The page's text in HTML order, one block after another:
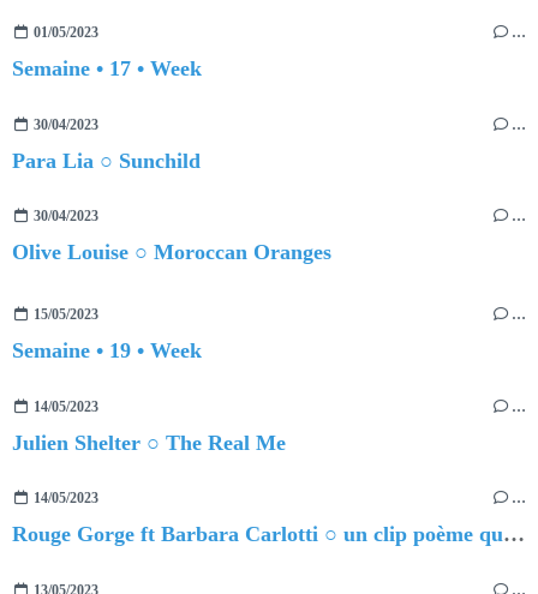
01/05/2023 …
Semaine • 17 • Week
30/04/2023 …
Para Lia ○ Sunchild
30/04/2023 …
Olive Louise ○ Moroccan Oranges
15/05/2023 …
Semaine • 19 • Week
14/05/2023 …
Julien Shelter ○ The Real Me
14/05/2023 …
Rouge Gorge ft Barbara Carlotti ○ un clip poème qui réinvente l'amour
13/05/2023 …